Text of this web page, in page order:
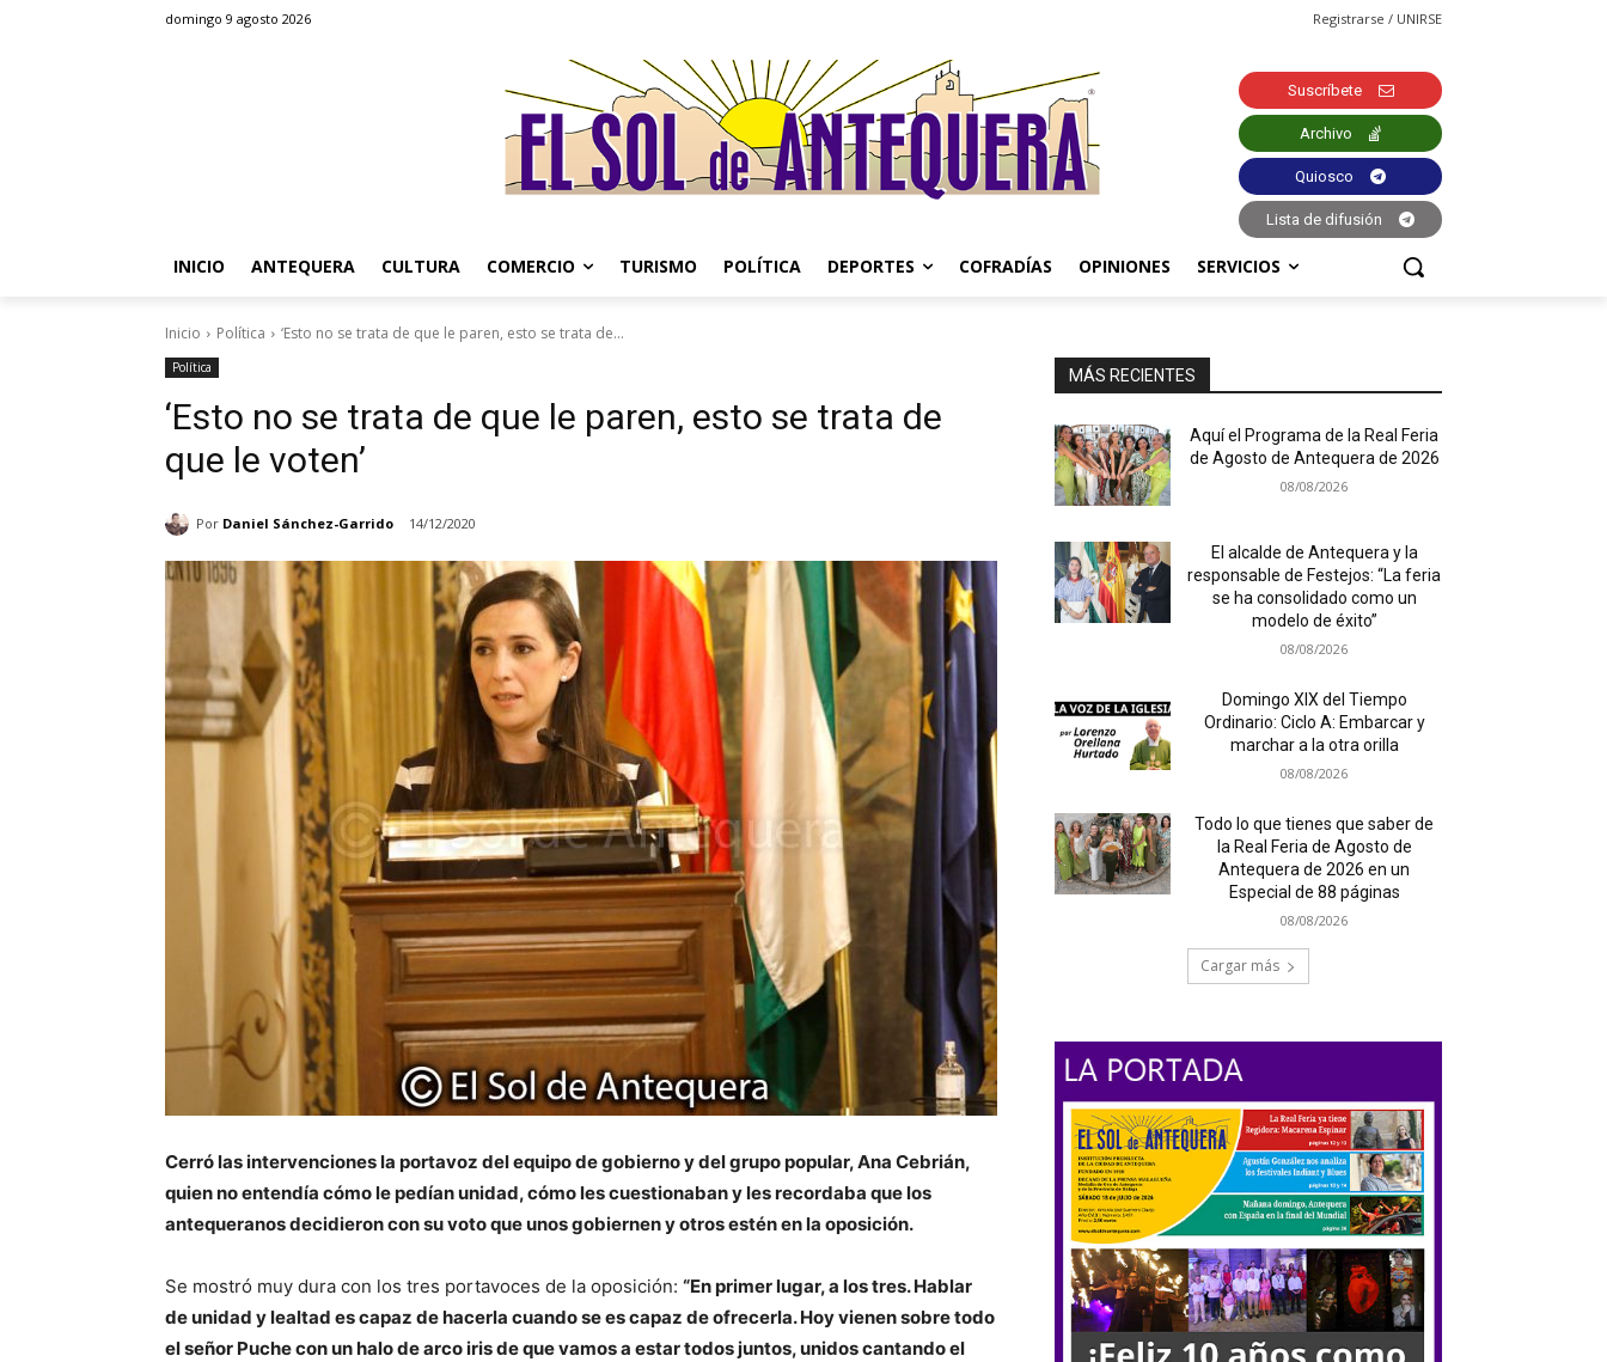
domingo 9 agosto 2026 Registrarse / UNIRSE
Suscríbete
Archivo
Quiosco
Lista de difusión
INICIO ANTEQUERA CULTURA COMERCIO TURISMO POLÍTICA DEPORTES COFRADÍAS OPINIONES SERVICIOS
Inicio Política ‘Esto no se trata de que le paren, esto se trata de...
Política
‘Esto no se trata de que le paren, esto se trata de
que le voten’
Por Daniel Sánchez-Garrido 14/12/2020
Cerró las intervenciones la portavoz del equipo de gobierno y del grupo popular, Ana Cebrián,
quien no entendía cómo le pedían unidad, cómo les cuestionaban y les recordaba que los
antequeranos decidieron con su voto que unos gobiernen y otros estén en la oposición.
Se mostró muy dura con los tres portavoces de la oposición: “En primer lugar, a los tres. Hablar
de unidad y lealtad es capaz de hacerla cuando se es capaz de ofrecerla. Hoy vienen sobre todo
el señor Puche con un halo de arco iris de que vamos a estar todos juntos, unidos cantando el
MÁS RECIENTES
Aquí el Programa de la Real Feria
de Agosto de Antequera de 2026
08/08/2026
El alcalde de Antequera y la
responsable de Festejos: “La feria
se ha consolidado como un
modelo de éxito”
08/08/2026
Domingo XIX del Tiempo
Ordinario: Ciclo A: Embarcar y
marchar a la otra orilla
08/08/2026
Todo lo que tienes que saber de
la Real Feria de Agosto de
Antequera de 2026 en un
Especial de 88 páginas
08/08/2026
Cargar más